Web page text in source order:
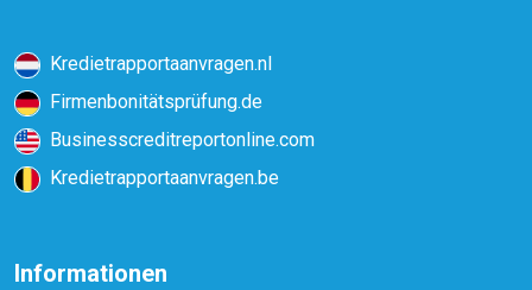
Kredietrapportaanvragen.nl
Firmenbonitätsprüfung.de
Businesscreditreportonline.com
Kredietrapportaanvragen.be
Informationen